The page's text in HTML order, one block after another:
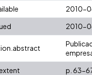
2010-
2010-
p. 63-